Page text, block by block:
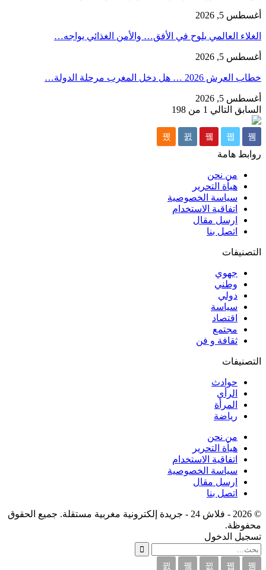
أغسطس 5, 2026
الغلاء العالمي يلوح في الأفق… والأمن الغذائي يواجه…
أغسطس 5, 2026
خطاب العرش 2026 … هل دخل المغرب مرحلة الدولة…
أغسطس 5, 2026
السابق التالي 1 من 198
روابط هامة
من نحن
هيأة التحرير
سياسة الخصوصية
اتفاقية الاستخدام
ارسل مقال
اتصل بنا
التصنيفات
جهوي
وطني
دولي
سياسة
اقتصاد
مجتمع
ثقافة و فن
التصنيفات
حوادث
الرأي
المرأة
رياضة
من نحن
هيأة التحرير
اتفاقية الاستخدام
سياسة الخصوصية
ارسل مقال
اتصل بنا
© 2026 - فلاش 24 - جريدة إلكترونية مغربية مستقلة. جميع الحقوق
محفوظة.
تسجيل الدخول